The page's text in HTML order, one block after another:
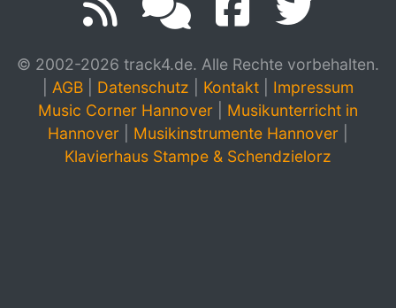
© 2002-2026 track4.de. Alle Rechte vorbehalten.
AGB Datenschutz Kontakt
Impressum
Music Corner Hannover
Musikunterricht in
Hannover
Musikinstrumente Hannover
Klavierhaus Stampe & Schendzielorz